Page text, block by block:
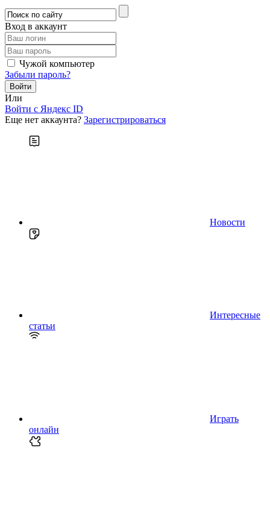
Вход в аккаунт
Чужой компьютер
Забыли пароль?
Или
Войти c Яндекс ID
Еще нет аккаунта? Зарегистрироваться
Новости
Интересные
статьи
Играть
онлайн